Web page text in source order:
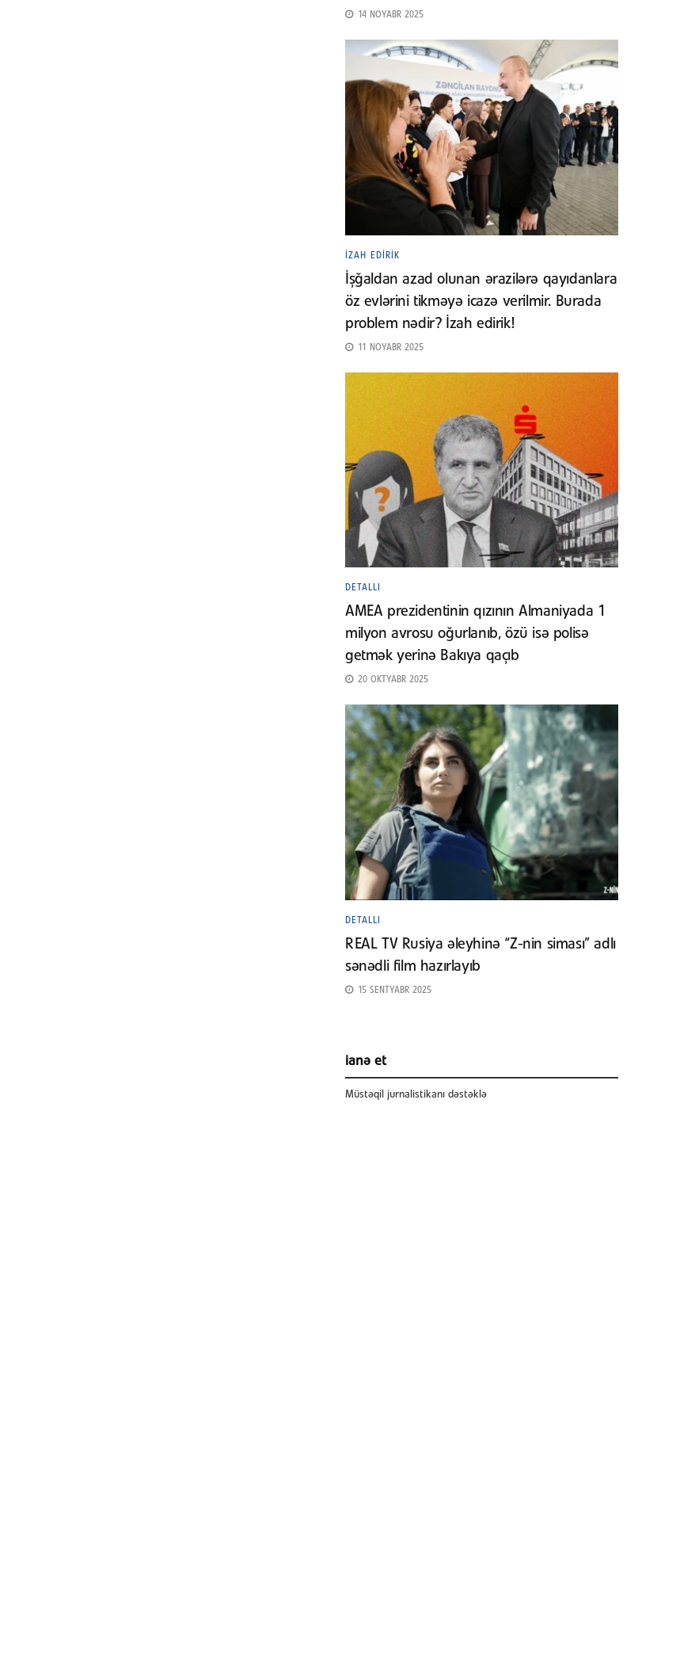
14 NOYABR 2025
İZAH EDIRIK
İşğaldan azad olunan ərazilərə qayıdanlara
öz evlərini tikməyə icazə verilmir. Burada
problem nədir? İzah edirik!
11 NOYABR 2025
DETALLI
AMEA prezidentinin qızının Almaniyada 1
milyon avrosu oğurlanıb, özü isə polisə
getmək yerinə Bakıya qaçıb
20 OKTYABR 2025
DETALLI
REAL TV Rusiya əleyhinə “Z-nin siması” adlı
sənədli film hazırlayıb
15 SENTYABR 2025
ianə et
Müstəqil jurnalistikanı dəstəklə